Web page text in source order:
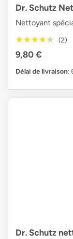
Dr. Schutz
Nettoyant
★★★★★
★★★★★ (2)
9,80 €
Délai de livraison:
Dr. Schutz